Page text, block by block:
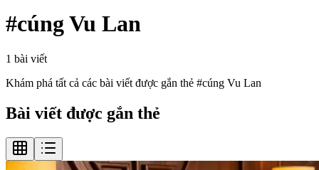
#cúng Vu Lan
1 bài viết
Khám phá tất cả các bài viết được gắn thẻ #cúng Vu Lan
Bài viết được gắn thẻ